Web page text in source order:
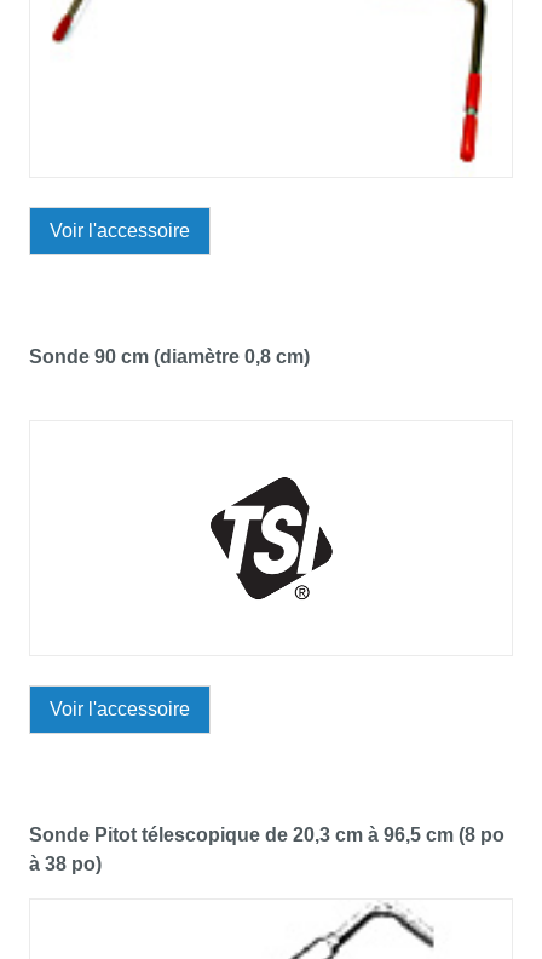
Voir l'accessoire
Sonde 90 cm (diamètre 0,8 cm)
Voir l'accessoire
Sonde Pitot télescopique de 20,3 cm à 96,5 cm (8 po
à 38 po)